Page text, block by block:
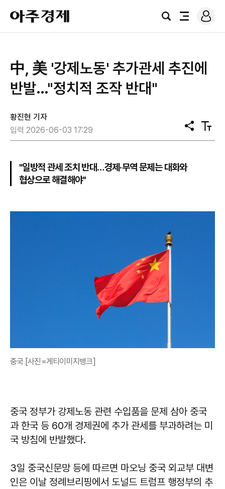
아
주
경
검
전
로
그
中, 美 '강제노동' 추가관세 추진에
반발…"정치적 조작 반대"
황진현 기자
입력 2026-06-03 17:29
공
유
텍
스
"일방적 관세 조치 반대…경제·무역 문제는 대화와
협상으로 해결해야"
중국 [사진=게티이미지뱅크]
중국 정부가 강제노동 관련 수입품을 문제 삼아 중국
과 한국 등 60개 경제권에 추가 관세를 부과하려는 미
국 방침에 반발했다.
3일 중국신문망 등에 따르면 마오닝 중국 외교부 대변
인은 이날 정례브리핑에서 도널드 트럼프 행정부의 추